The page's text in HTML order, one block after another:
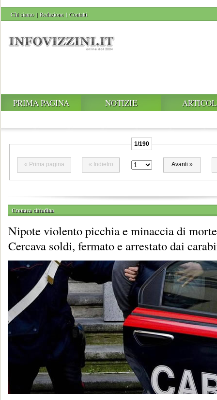
Chi siamo | Redazione | Contatti
PRIMA PAGINA NOTIZIE
1/190
« Prima pagina « Indietro Avanti »
Cronaca cittadina
Nipote violento picchia e minaccia di
Cercava soldi, fermato e arrestato dai